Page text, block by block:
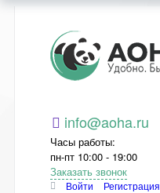
Aoha.ru
info@aoha.ru
Часы работы:
пн-пт 10:00 - 19:00
Заказать звонок
Войти
Регистрация